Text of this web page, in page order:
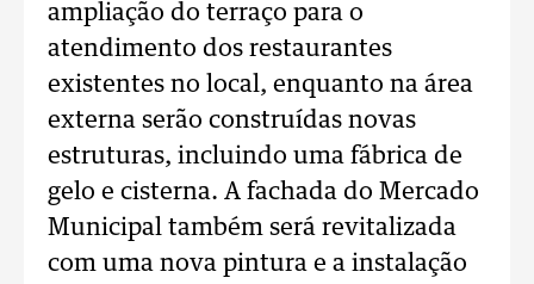
ampliação do terraço para o
atendimento dos restaurantes
existentes no local, enquanto na área
externa serão construídas novas
estruturas, incluindo uma fábrica de
gelo e cisterna. A fachada do Mercado
Municipal também será revitalizada
com uma nova pintura e a instalação